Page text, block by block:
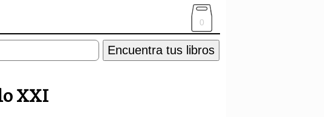
0
Encuentra tus libros
XXI